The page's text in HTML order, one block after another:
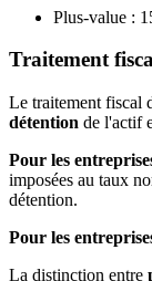
Plus-value :
Traitement
Le traitement fiscal
détention de l'actif
Pour les
imposées au taux
détention.
Pour les
La distinction entre